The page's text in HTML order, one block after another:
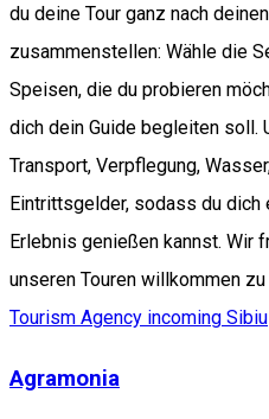
du deine Tour ganz nach
zusammenstellen: Wähle die
Speisen, die du probieren
dich dein Guide begleiten soll.
Transport, Verpflegung,
Eintrittsgelder, sodass du dich
Erlebnis genießen kannst. Wir
unseren Touren willkommen
Tourism Agency incoming Sibiu
Agramonia